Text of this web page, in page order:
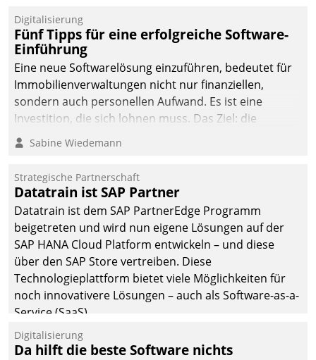
Digitalisierung
Fünf Tipps für eine erfolgreiche Software-
Einführung
Eine neue Softwarelösung einzuführen, bedeutet für
Immobilienverwaltungen nicht nur finanziellen,
sondern auch personellen Aufwand. Es ist eine
Investition, die sich lohnen muss. Das Ziel: die
nachhaltige Optimierung der Geschäftsabläufe. Damit
dieses Ziel erreicht wird, sollten einige Grundregeln
Sabine Wiedemann
Strategische Partnerschaft
Datatrain ist SAP Partner
Datatrain ist dem SAP PartnerEdge Programm
beigetreten und wird nun eigene Lösungen auf der
SAP HANA Cloud Platform entwickeln – und diese
über den SAP Store vertreiben. Diese
Technologieplattform bietet viele Möglichkeiten für
noch innovativere Lösungen – auch als Software-as-a-
Service (SaaS).
Digitalisierung
Da hilft die beste Software nichts